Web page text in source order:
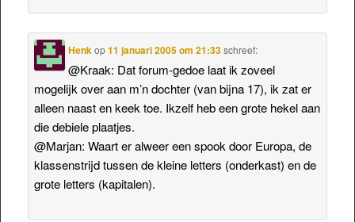
Henkop11 januari 2005 om 21:33 schreef:
@Kraak: Dat forum-gedoe laat ik zoveel
mogelijk over aan m’n dochter (van bijna 17), ik zat er
alleen naast en keek toe. Ikzelf heb een grote hekel aan
die debiele plaatjes.
@Marjan: Waart er alweer een spook door Europa, de
klassenstrijd tussen de kleine letters (onderkast) en de
grote letters (kapitalen).